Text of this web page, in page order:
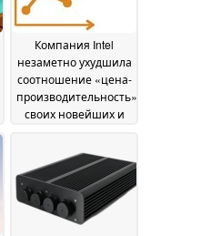
Компания Intel
незаметно ухудшила
соотношение «цена-
производительность»
своих новейших и
Arrow Lake Refresh02
July 2026